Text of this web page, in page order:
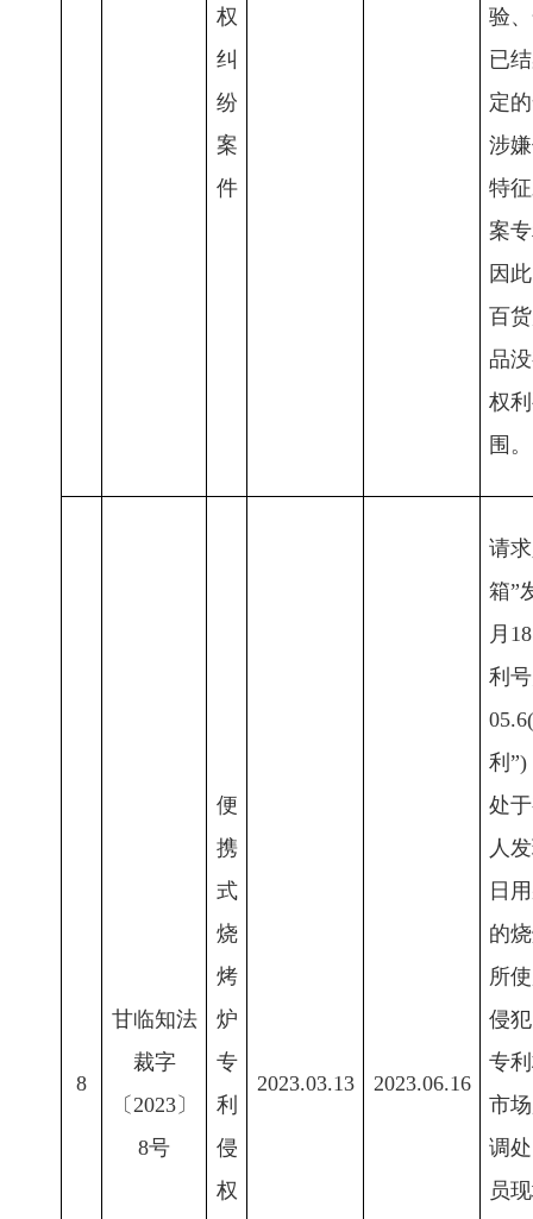
权
纠
纷
案
件
验
已
定
涉
特
案
因
百
品
权
围。
8
甘临知法
裁字
〔2023〕
8号
便
携
式
烧
烤
炉
专
利
侵
权
2023.03.13 2023.06.16
请
箱”
月
利
利
处
人
日
的
所
侵
专
市
调
员